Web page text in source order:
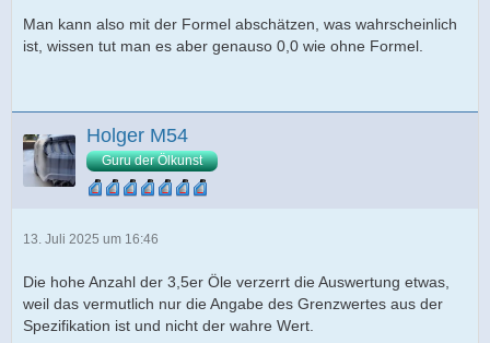
Man kann also mit der Formel abschätzen, was wahrscheinlich
ist, wissen tut man es aber genauso 0,0 wie ohne Formel.
Holger M54
Guru der Ölkunst
13. Juli 2025 um 16:46
Die hohe Anzahl der 3,5er Öle verzerrt die Auswertung etwas,
weil das vermutlich nur die Angabe des Grenzwertes aus der
Spezifikation ist und nicht der wahre Wert.